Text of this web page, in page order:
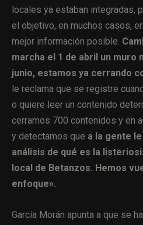
locales ya estaban integradas,
el objetivo, en muchos casos,
mejor información posible.
marcha el 1 de abril un muro
junio, estamos ya cerrando
le reclama que se registre
o quiere leer un contenido
cerramos 700 contenidos y en
y detectamos que a la gente
análisis de qué es la
local de Betanzos. Hemos
enfoque».
García Morán apunta a que se